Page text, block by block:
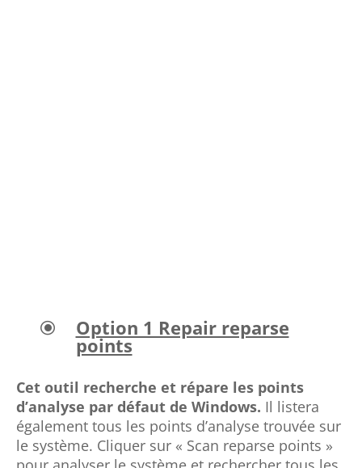
\ Option 1 Repair reparse
points
Cet outil recherche et répare les points
d’analyse par défaut de Windows. Il listera
également tous les points d’analyse trouvée sur
le système. Cliquer sur « Scan reparse points »